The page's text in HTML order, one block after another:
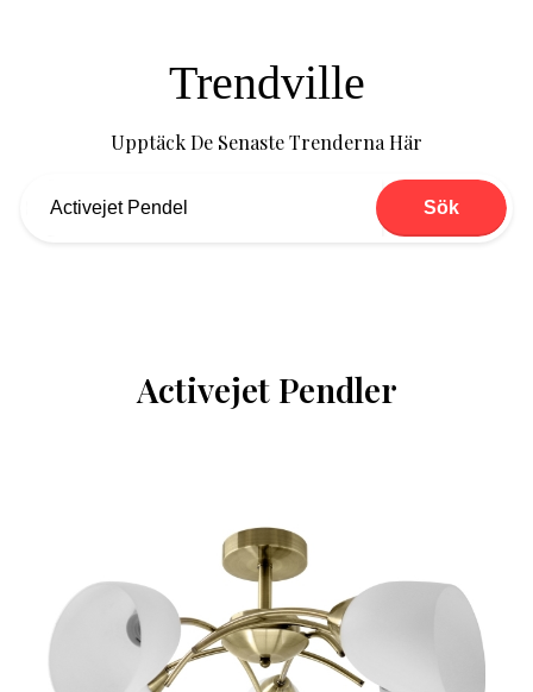
Trendville
Upptäck De Senaste Trenderna Här
Sök
Activejet Pendler